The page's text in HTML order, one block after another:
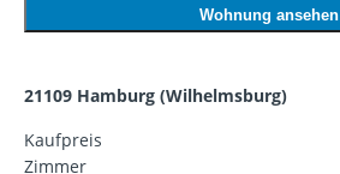
Wohnung ansehen
21109 Hamburg (Wilhelmsburg)
Kaufpreis
Zimmer